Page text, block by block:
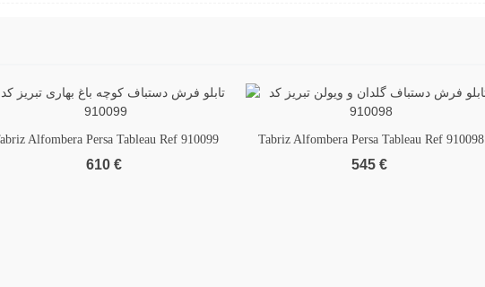
Add to wishlist
Alfombera Persa Tableau Ref 910099
610 €
Add to wishlist
Tabriz Alfombera Persa Tableau Ref 910098
545 €